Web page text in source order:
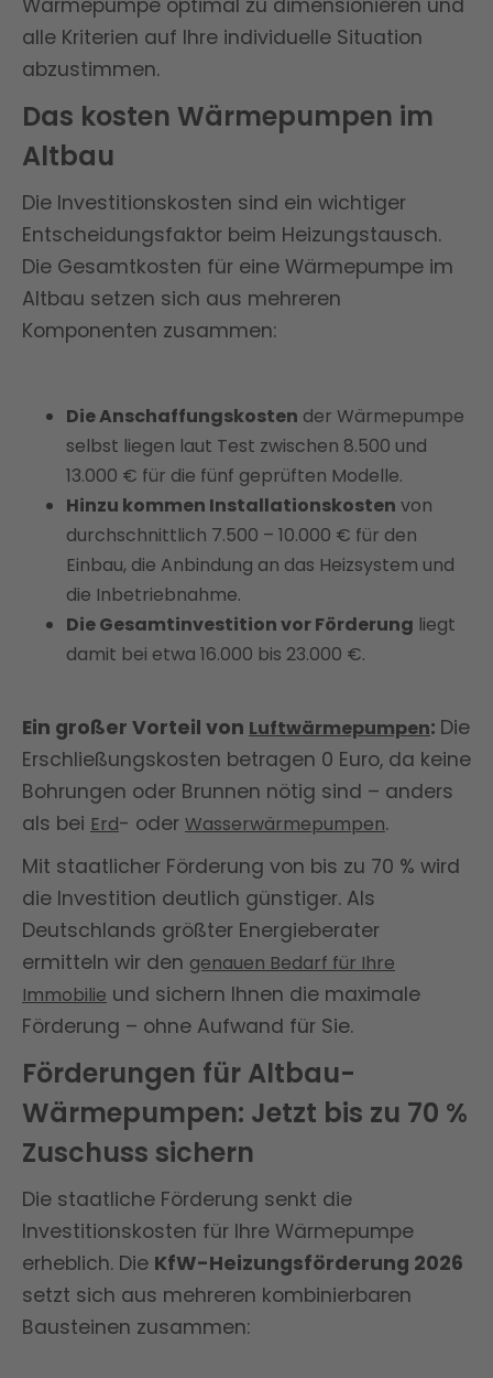
Wärmepumpe optimal zu dimensionieren und
alle Kriterien auf Ihre individuelle Situation
abzustimmen.
Das kosten Wärmepumpen im
Altbau
Die Investitionskosten sind ein wichtiger
Entscheidungsfaktor beim Heizungstausch.
Die Gesamtkosten für eine Wärmepumpe im
Altbau setzen sich aus mehreren
Komponenten zusammen:
Die Anschaffungskosten der Wärmepumpe
selbst liegen laut Test zwischen 8.500 und
13.000 € für die fünf geprüften Modelle.
Hinzu kommen Installationskosten von
durchschnittlich 7.500 – 10.000 € für den
Einbau, die Anbindung an das Heizsystem und
die Inbetriebnahme.
Die Gesamtinvestition vor Förderung liegt
damit bei etwa 16.000 bis 23.000 €.
Ein großer Vorteil von Luftwärmepumpen: Die
Erschließungskosten betragen 0 Euro, da keine
Bohrungen oder Brunnen nötig sind – anders
als bei Erd- oder Wasserwärmepumpen.
Mit staatlicher Förderung von bis zu 70 % wird
die Investition deutlich günstiger. Als
Deutschlands größter Energieberater
ermitteln wir den genauen Bedarf für Ihre
Immobilie und sichern Ihnen die maximale
Förderung – ohne Aufwand für Sie.
Förderungen für Altbau-
Wärmepumpen: Jetzt bis zu 70 %
Zuschuss sichern
Die staatliche Förderung senkt die
Investitionskosten für Ihre Wärmepumpe
erheblich. Die KfW-Heizungsförderung 2026
setzt sich aus mehreren kombinierbaren
Bausteinen zusammen: